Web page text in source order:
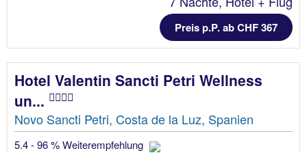
Preis p.P. ab CHF 367
Hotel Valentin Sancti Petri Wellness
un...
Novo Sancti Petri, Costa de la Luz, Spanien
5.4 - 96 % Weiterempfehlung